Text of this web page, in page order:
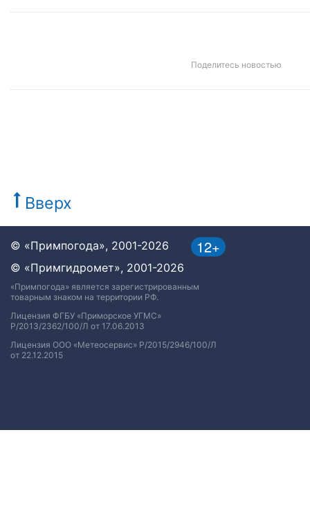
Поделитесь новостью
Вверх
12+
© «Примпогода», 2001-2026
© «Примгидромет», 2001-2026
«Примпогода» является зарегистрированным
товарным знаком на территории РФ.
Лицензия ФГБУ «Приморское УГМС»
Р/2013/2362/100/Л от 17.06.2013
Лицензия ООО «Метеосервис» Р/2015/2946/100/Л
от 22.12.2015